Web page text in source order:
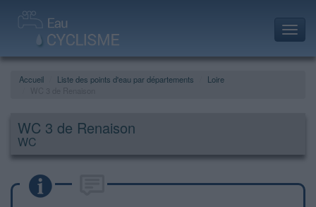
Accueil Liste des points d'eau par départements
Loire
WC 3 de Renaison
WC